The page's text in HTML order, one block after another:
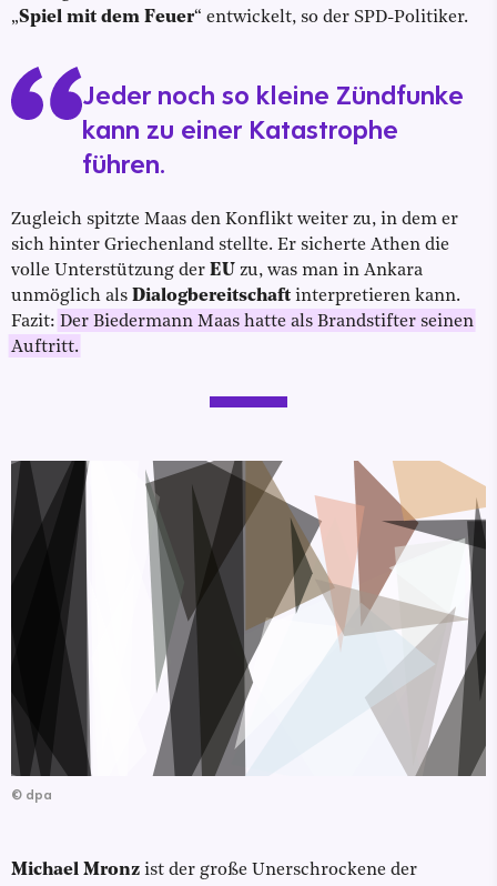
„Spiel mit dem Feuer“ entwickelt, so der SPD-Politiker.
Jeder noch so kleine Zündfunke
kann zu einer Katastrophe
führen.
Zugleich spitzte Maas den Konflikt weiter zu, in dem er
sich hinter Griechenland stellte. Er sicherte Athen die
volle Unterstützung der EU zu, was man in Ankara
unmöglich als Dialogbereitschaft interpretieren kann.
Fazit: Der Biedermann Maas hatte als Brandstifter seinen
Auftritt.
© dpa
Michael Mronz ist der große Unerschrockene der